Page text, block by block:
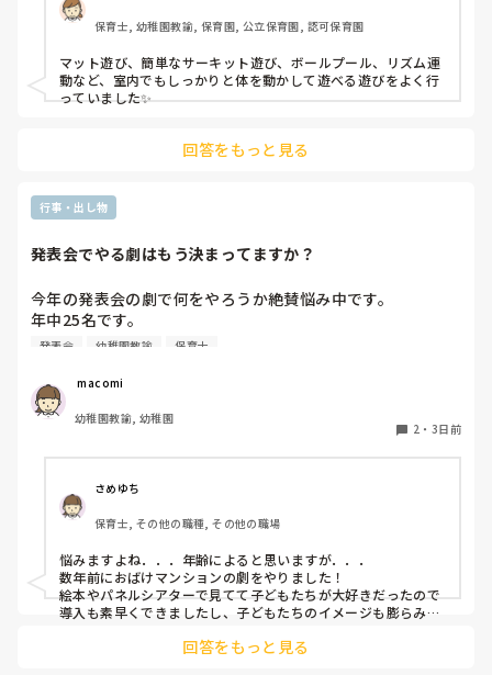
保育士, 幼稚園教諭, 保育園, 公立保育園, 認可保育園
マット遊び、簡単なサーキット遊び、ボールプール、リズム運
動など、室内でもしっかりと体を動かして遊べる遊びをよく行
っていました✨
回答をもっと見る
行事・出し物
発表会でやる劇はもう決まってますか？
今年の発表会の劇で何をやろうか絶賛悩み中です。
年中25名です。
過去に「これは子どもたちも楽しんで大成功だった！」「観
ひ教えてほしいです！
発表会 幼稚園教諭 保育士
macomi
幼稚園教諭, 幼稚園
2 ・ 3日前
さめゆち
保育士, その他の職種, その他の職場
悩みますよね．．．年齢によると思いますが．．．
数年前におばけマンションの劇をやりました！
絵本やパネルシアターで見てて子どもたちが大好きだったので
導入も素早くできましたし、子どもたちのイメージも膨らみや
回答をもっと見る